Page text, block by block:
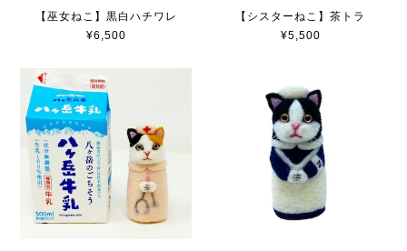
【巫女ねこ】黒白ハチワレ
¥6,500
【シスターねこ】茶トラ
¥5,500